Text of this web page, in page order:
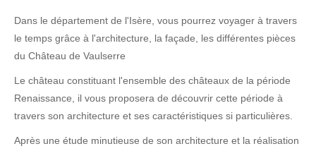
Dans le département de l'Isère, vous pourrez voyager à travers
le temps grâce à l'architecture, la façade, les différentes pièces
du Château de Vaulserre
Le château constituant l'ensemble des châteaux de la période
Renaissance, il vous proposera de découvrir cette période à
travers son architecture et ses caractéristiques si particulières.
Après une étude minutieuse de son architecture et la réalisation